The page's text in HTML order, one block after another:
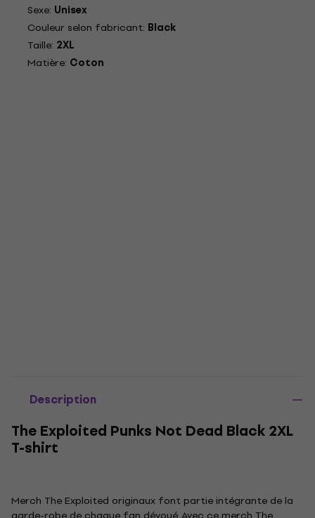
Sexe: Unisex
Couleur selon fabricant: Black
Taille: 2XL
Matière: Coton
Description
The Exploited Punks Not Dead Black 2XL
T-shirt
Merch The Exploited originaux font partie intégrante de la